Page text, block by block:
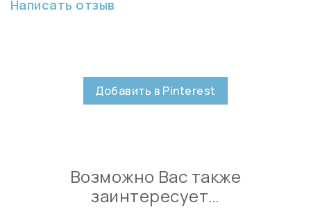
Написать отзыв
Добавить в Pinterest
Возможно Вас также
заинтересует…